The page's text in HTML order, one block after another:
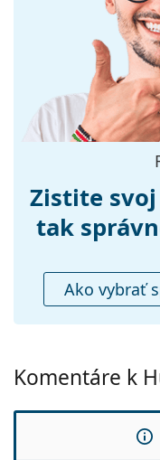
môžu namiesto
Preskúmajte celú
objavte štýlové
Dĺžka stranice:
Šírka mostíka:
Hmotnosť:
Príslušenstvo
Puzdro:
handrička:
Ostatné
Typ:
Značka:
Zistite
tak
Ako vybrať
Komentáre k